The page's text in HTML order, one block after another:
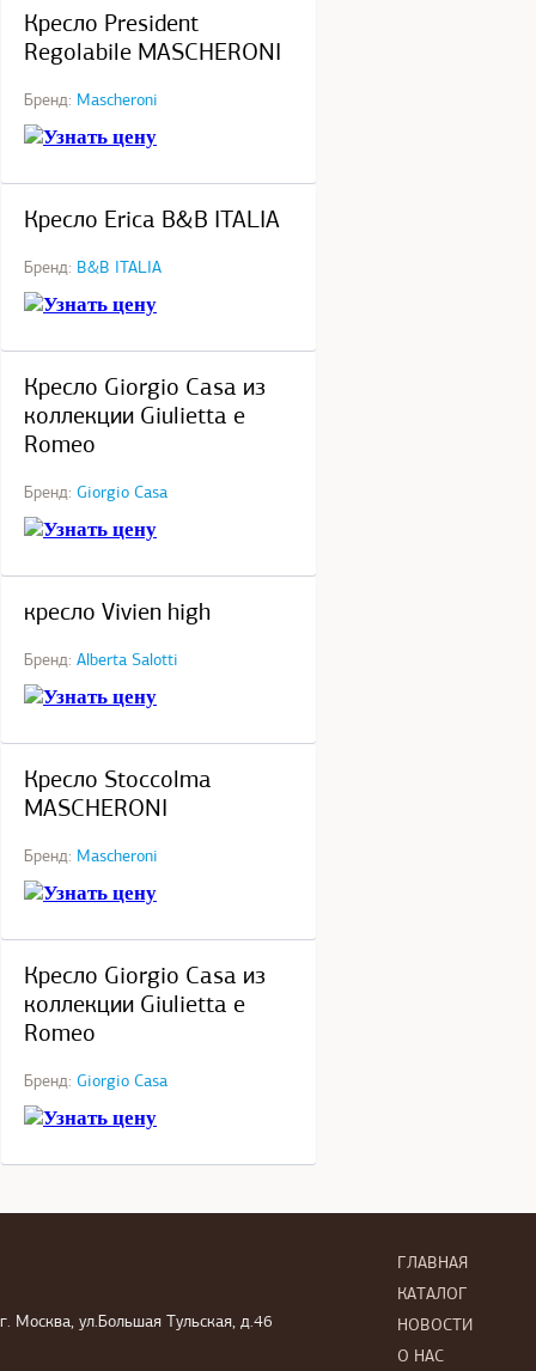
Кресло President
Regolabile MASCHERONI
Бренд: Mascheroni
Узнать цену
Кресло Erica B&B ITALIA
Бренд: B&B ITALIA
Узнать цену
Кресло Giorgio Casa из
коллекции Giulietta e
Romeo
Бренд: Giorgio Casa
Узнать цену
кресло Vivien high
Бренд: Alberta Salotti
Узнать цену
Кресло Stoccolma
MASCHERONI
Бренд: Mascheroni
Узнать цену
Кресло Giorgio Casa из
коллекции Giulietta e
Romeo
Бренд: Giorgio Casa
Узнать цену
г. Москва, ул.Большая Тульская, д.46
ГЛАВНАЯ
КАТАЛОГ
НОВОСТИ
О НАС